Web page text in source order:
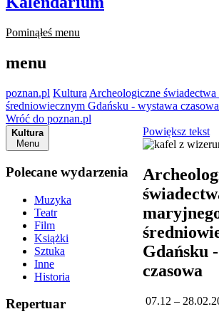
Pominąłeś menu
menu
poznan.pl Kultura Archeologiczne
średniowiecznym Gdańsku - wystawa czasowa
Wróć do poznan.pl
Kultura
Menu
Polecane wydarzenia
Muzyka
Teatr
Film
Książki
Sztuka
Inne
Historia
Repertuar
Powiększ tekst
Gdańsku
czasowa
07.12 –